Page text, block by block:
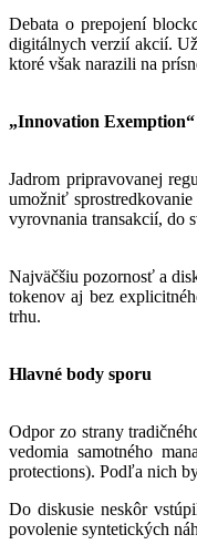
Debata o prepojení
digitálnych verzií akcií.
ktoré však narazili na
„Innovation
Jadrom pripravovanej
umožniť
vyrovnania transakcií, do
Najväčšiu pozornosť a
tokenov aj bez
trhu.
Hlavné body sporu
Odpor zo strany
vedomia samotného
protections). Podľa nich
Do diskusie neskôr
povolenie syntetických